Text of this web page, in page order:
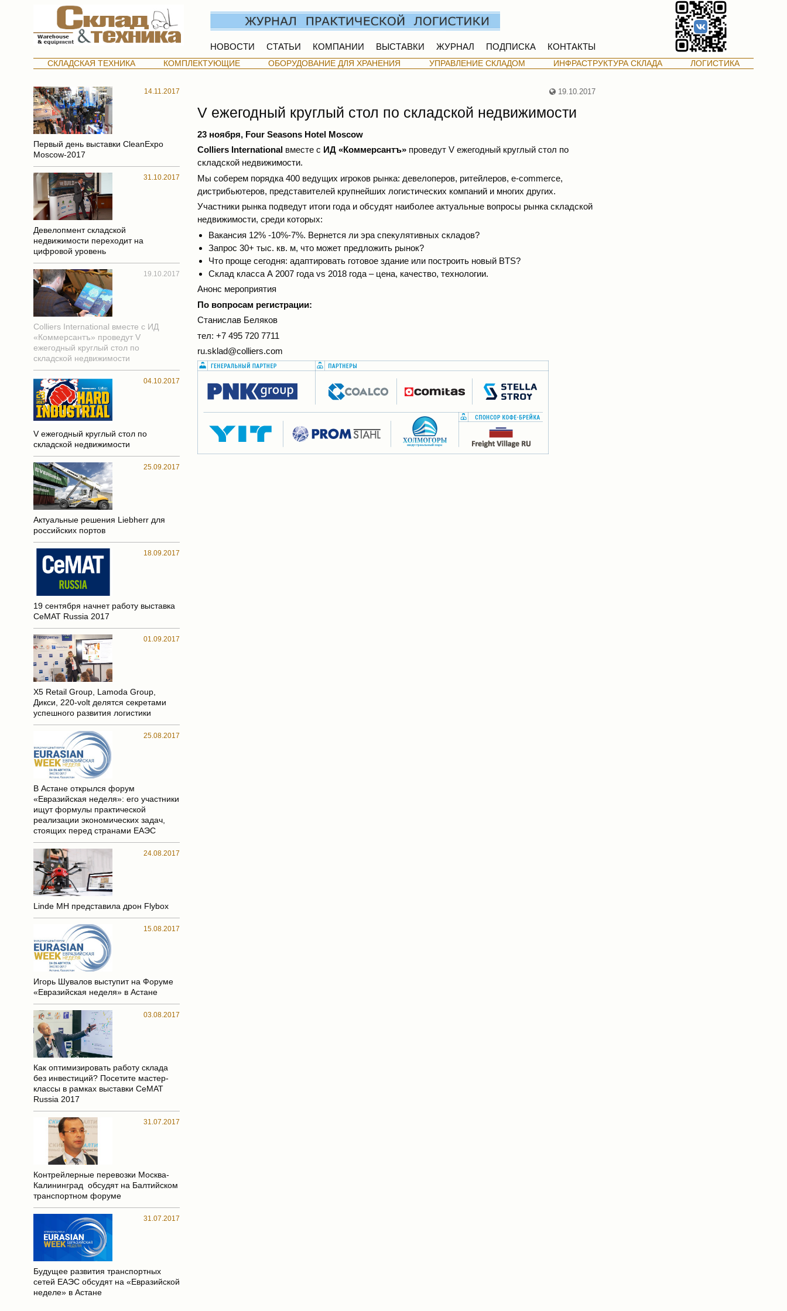
НОВОСТИ СТАТЬИ КОМПАНИИ ВЫСТАВКИ ЖУРНАЛ ПОДПИСКА КОНТАКТЫ
СКЛАДСКАЯ ТЕХНИКА КОМПЛЕКТУЮЩИЕ ОБОРУДОВАНИЕ ДЛЯ ХРАНЕНИЯ УПРАВЛЕНИЕ СКЛАДОМ ИНФРАСТРУКТУРА СКЛАДА ЛОГИСТИКА
14.11.2017
Первый день выставки CleanExpo
Moscow-2017
31.10.2017
Девелопмент складской
недвижимости переходит на
цифровой уровень
19.10.2017
Colliers International вместе с ИД
«Коммерсантъ» проведут V
ежегодный круглый стол по
складской недвижимости
04.10.2017
V ежегодный круглый стол по
складской недвижимости
25.09.2017
Актуальные решения Liebherr для
российских портов
18.09.2017
19 сентября начнет работу выставка
CeMAT Russia 2017
01.09.2017
Х5 Retail Group, Lamoda Group,
Дикси, 220-volt делятся секретами
успешного развития логистики
25.08.2017
В Астане открылся форум
«Евразийская неделя»: его участники
ищут формулы практической
реализации экономических задач,
стоящих перед странами ЕАЭС
24.08.2017
Linde MH представила дрон Flybox
15.08.2017
Игорь Шувалов выступит на Форуме
«Евразийская неделя» в Астане
03.08.2017
Как оптимизировать работу склада
без инвестиций? Посетите мастер-
классы в рамках выставки CeMAT
Russia 2017
31.07.2017
Контрейлерные перевозки Москва-
Калининград обсудят на Балтийском
транспортном форуме
31.07.2017
Будущее развития транспортных
сетей ЕАЭС обсудят на «Евразийской
неделе» в Астане
19.10.2017
V ежегодный круглый стол по складской недвижимости
23 ноября, Four Seasons Hotel Moscow
Colliers International вместе с ИД «Коммерсантъ» проведут V ежегодный круглый стол по
складской недвижимости.
Мы соберем порядка 400 ведущих игроков рынка: девелоперов, ритейлеров, e-commerce,
дистрибьютеров, представителей крупнейших логистических компаний и многих других.
Участники рынка подведут итоги года и обсудят наиболее актуальные вопросы рынка складской
недвижимости, среди которых:
Вакансия 12% -10%-7%. Вернется ли эра спекулятивных складов?
Запрос 30+ тыс. кв. м, что может предложить рынок?
Что проще сегодня: адаптировать готовое здание или построить новый BTS?
Склад класса А 2007 года vs 2018 года – цена, качество, технологии.
Анонс мероприятия
По вопросам регистрации:
Станислав Беляков
тел: +7 495 720 7711
ru.sklad@colliers.com